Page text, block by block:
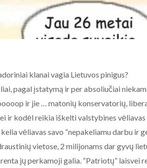
klanai vagia Lietuvos pinigus?
pagal įstatymą ir per absoliučiai
ir jie … matonių konservatorių,
ir kodėl reikia iškelti valstybines
vėliavas savo “nepakeliamu darbu ir
vietose, 2 milijonams dar gyvų
jų perkamoji galia. “Patriotų” laisvei